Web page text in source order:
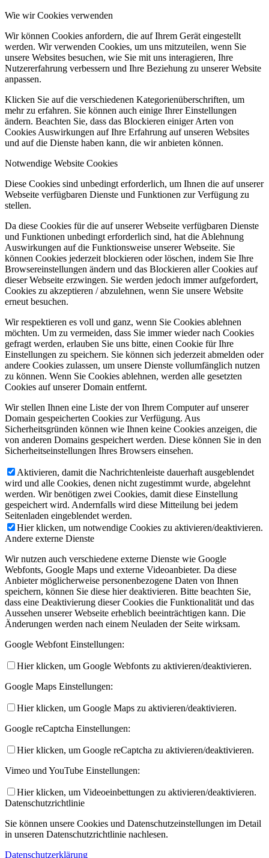
Wie wir Cookies verwenden
Wir können Cookies anfordern, die auf Ihrem Gerät eingestellt
werden. Wir verwenden Cookies, um uns mitzuteilen, wenn Sie
unsere Websites besuchen, wie Sie mit uns interagieren, Ihre
Nutzererfahrung verbessern und Ihre Beziehung zu unserer Website
anpassen.
Klicken Sie auf die verschiedenen Kategorienüberschriften, um
mehr zu erfahren. Sie können auch einige Ihrer Einstellungen
ändern. Beachten Sie, dass das Blockieren einiger Arten von
Cookies Auswirkungen auf Ihre Erfahrung auf unseren Websites
und auf die Dienste haben kann, die wir anbieten können.
Notwendige Website Cookies
Diese Cookies sind unbedingt erforderlich, um Ihnen die auf unserer
Webseite verfügbaren Dienste und Funktionen zur Verfügung zu
stellen.
Da diese Cookies für die auf unserer Webseite verfügbaren Dienste
und Funktionen unbedingt erforderlich sind, hat die Ablehnung
Auswirkungen auf die Funktionsweise unserer Webseite. Sie
können Cookies jederzeit blockieren oder löschen, indem Sie Ihre
Browsereinstellungen ändern und das Blockieren aller Cookies auf
dieser Webseite erzwingen. Sie werden jedoch immer aufgefordert,
Cookies zu akzeptieren / abzulehnen, wenn Sie unsere Website
erneut besuchen.
Wir respektieren es voll und ganz, wenn Sie Cookies ablehnen
möchten. Um zu vermeiden, dass Sie immer wieder nach Cookies
gefragt werden, erlauben Sie uns bitte, einen Cookie für Ihre
Einstellungen zu speichern. Sie können sich jederzeit abmelden oder
andere Cookies zulassen, um unsere Dienste vollumfänglich nutzen
zu können. Wenn Sie Cookies ablehnen, werden alle gesetzten
Cookies auf unserer Domain entfernt.
Wir stellen Ihnen eine Liste der von Ihrem Computer auf unserer
Domain gespeicherten Cookies zur Verfügung. Aus
Sicherheitsgründen können wie Ihnen keine Cookies anzeigen, die
von anderen Domains gespeichert werden. Diese können Sie in den
Sicherheitseinstellungen Ihres Browsers einsehen.
Aktivieren, damit die Nachrichtenleiste dauerhaft ausgeblendet
wird und alle Cookies, denen nicht zugestimmt wurde, abgelehnt
werden. Wir benötigen zwei Cookies, damit diese Einstellung
gespeichert wird. Andernfalls wird diese Mitteilung bei jedem
Seitenladen eingeblendet werden.
Hier klicken, um notwendige Cookies zu aktivieren/deaktivieren.
Andere externe Dienste
Wir nutzen auch verschiedene externe Dienste wie Google
Webfonts, Google Maps und externe Videoanbieter. Da diese
Anbieter möglicherweise personenbezogene Daten von Ihnen
speichern, können Sie diese hier deaktivieren. Bitte beachten Sie,
dass eine Deaktivierung dieser Cookies die Funktionalität und das
Aussehen unserer Webseite erheblich beeinträchtigen kann. Die
Änderungen werden nach einem Neuladen der Seite wirksam.
Google Webfont Einstellungen:
Hier klicken, um Google Webfonts zu aktivieren/deaktivieren.
Google Maps Einstellungen:
Hier klicken, um Google Maps zu aktivieren/deaktivieren.
Google reCaptcha Einstellungen:
Hier klicken, um Google reCaptcha zu aktivieren/deaktivieren.
Vimeo und YouTube Einstellungen:
Hier klicken, um Videoeinbettungen zu aktivieren/deaktivieren.
Datenschutzrichtlinie
Sie können unsere Cookies und Datenschutzeinstellungen im Detail
in unseren Datenschutzrichtlinie nachlesen.
Datenschutzerklärung